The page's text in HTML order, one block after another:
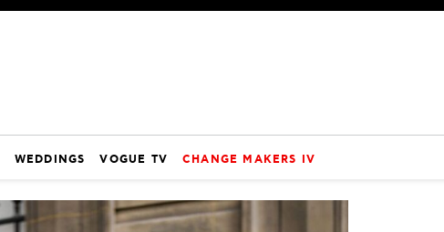
WEDDINGS VOGUE TV CHANGE MAKERS IV